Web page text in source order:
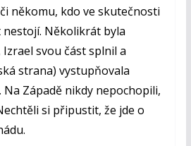
někomu, kdo ve skutečnosti
Několikrát byla
svou část splnil a
strana) vystupňovala
Západě nikdy nepochopili,
si připustit, že jde o